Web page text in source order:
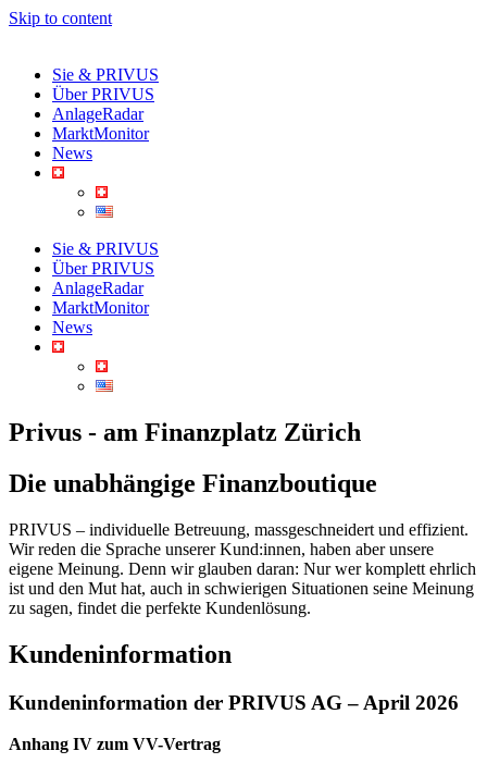
Skip to content
Sie & PRIVUS
Über PRIVUS
AnlageRadar
MarktMonitor
News
Sie & PRIVUS
Über PRIVUS
AnlageRadar
MarktMonitor
News
Privus - am Finanzplatz Zürich
Die unabhängige Finanzboutique
PRIVUS – individuelle Betreuung, massgeschneidert und effizient.
Wir reden die Sprache unserer Kund:innen, haben aber unsere
eigene Meinung. Denn wir glauben daran: Nur wer komplett ehrlich
ist und den Mut hat, auch in schwierigen Situationen seine Meinung
zu sagen, findet die perfekte Kundenlösung.
Kundeninformation
Kundeninformation der PRIVUS AG – April 2026
Anhang IV zum VV-Vertrag